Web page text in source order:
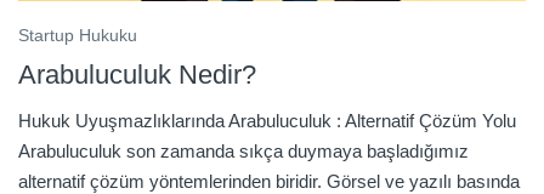
Startup Hukuku
Arabuluculuk Nedir?
Hukuk Uyuşmazlıklarında Arabuluculuk : Alternatif Çözüm Yolu
Arabuluculuk son zamanda sıkça duymaya başladığımız
alternatif çözüm yöntemlerinden biridir. Görsel ve yazılı basında